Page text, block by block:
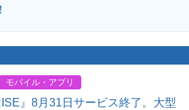
モバイル・アプリ
』8月31日サービス終了。大型